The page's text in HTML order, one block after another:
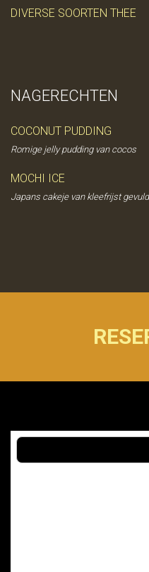
DIVERSE SOORTEN THEE
NAGERECHTEN
COCONUT PUDDING
Romige jelly pudding van cocos
MOCHI ICE
Japans cakeje van kleefrijst